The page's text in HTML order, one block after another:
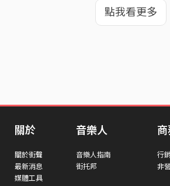
點我看更多
關於
關於街聲
最新消息
媒體工具
音樂人
音樂人指南
街托邦
行
非